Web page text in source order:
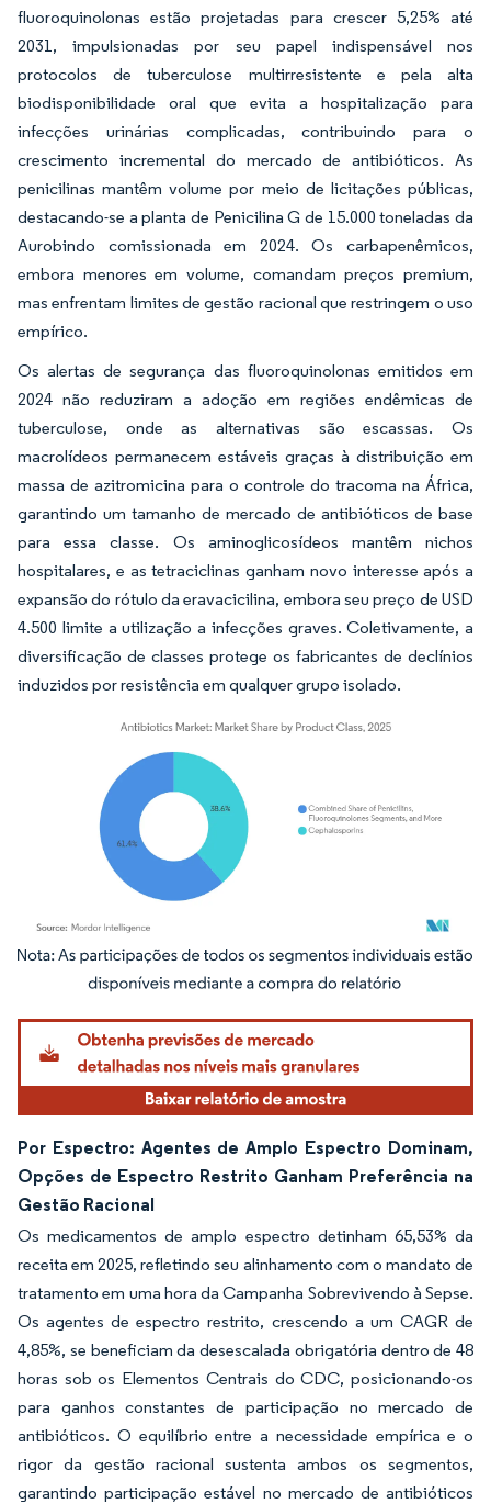
fluoroquinolonas estão projetadas para crescer 5,25% até
2031, impulsionadas por seu papel indispensável nos
protocolos de tuberculose multirresistente e pela alta
biodisponibilidade oral que evita a hospitalização para
infecções urinárias complicadas, contribuindo para o
crescimento incremental do mercado de antibióticos. As
penicilinas mantêm volume por meio de licitações públicas,
destacando-se a planta de Penicilina G de 15.000 toneladas da
Aurobindo comissionada em 2024. Os carbapenêmicos,
embora menores em volume, comandam preços premium,
mas enfrentam limites de gestão racional que restringem o uso
empírico.
Os alertas de segurança das fluoroquinolonas emitidos em
2024 não reduziram a adoção em regiões endêmicas de
tuberculose, onde as alternativas são escassas. Os
macrolídeos permanecem estáveis graças à distribuição em
massa de azitromicina para o controle do tracoma na África,
garantindo um tamanho de mercado de antibióticos de base
para essa classe. Os aminoglicosídeos mantêm nichos
hospitalares, e as tetraciclinas ganham novo interesse após a
expansão do rótulo da eravacicilina, embora seu preço de USD
4.500 limite a utilização a infecções graves. Coletivamente, a
diversificação de classes protege os fabricantes de declínios
induzidos por resistência em qualquer grupo isolado.
Imagem © Mordor Intelligence. O reuso requer atribuição conforme CC BY 4.0.
Por Espectro: Agentes de Amplo Espectro Dominam,
Opções de Espectro Restrito Ganham Preferência na
Gestão Racional
Os medicamentos de amplo espectro detinham 65,53% da
receita em 2025, refletindo seu alinhamento com o mandato de
tratamento em uma hora da Campanha Sobrevivendo à Sepse.
Os agentes de espectro restrito, crescendo a um CAGR de
4,85%, se beneficiam da desescalada obrigatória dentro de 48
horas sob os Elementos Centrais do CDC, posicionando-os
para ganhos constantes de participação no mercado de
antibióticos. O equilíbrio entre a necessidade empírica e o
rigor da gestão racional sustenta ambos os segmentos,
garantindo participação estável no mercado de antibióticos